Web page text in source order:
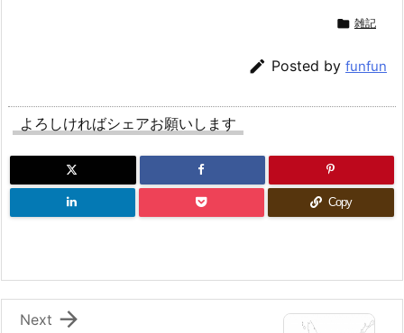
 雑記
 Posted by funfun
よろしければシェアお願いします
Copy

Next